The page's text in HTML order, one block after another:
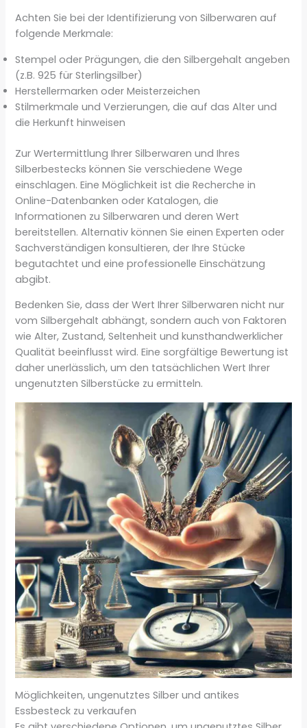
Achten Sie bei der Identifizierung von Silberwaren auf
folgende Merkmale:
Stempel oder Prägungen, die den Silbergehalt angeben
(z.B. 925 für Sterlingsilber)
Herstellermarken oder Meisterzeichen
Stilmerkmale und Verzierungen, die auf das Alter und
die Herkunft hinweisen
Zur Wertermittlung Ihrer Silberwaren und Ihres
Silberbestecks können Sie verschiedene Wege
einschlagen. Eine Möglichkeit ist die Recherche in
Online-Datenbanken oder Katalogen, die
Informationen zu Silberwaren und deren Wert
bereitstellen. Alternativ können Sie einen Experten oder
Sachverständigen konsultieren, der Ihre Stücke
begutachtet und eine professionelle Einschätzung
abgibt.
Bedenken Sie, dass der Wert Ihrer Silberwaren nicht nur
vom Silbergehalt abhängt, sondern auch von Faktoren
wie Alter, Zustand, Seltenheit und kunsthandwerklicher
Qualität beeinflusst wird. Eine sorgfältige Bewertung ist
daher unerlässlich, um den tatsächlichen Wert Ihrer
ungenutzten Silberstücke zu ermitteln.
Möglichkeiten, ungenutztes Silber und antikes
Essbesteck zu verkaufen